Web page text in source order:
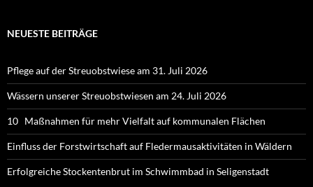
NEUESTE BEITRÄGE
Pflege auf der Streuobstwiese am 31. Juli 2026
Wässern unserer Streuobstwiesen am 24. Juli 2026
10 Maßnahmen für mehr Vielfalt auf kommunalen Flächen
Einfluss der Forstwirtschaft auf Fledermausaktivitäten in Wäldern
Erfolgreiche Stockentenbrut im Schwimmbad in Seligenstadt